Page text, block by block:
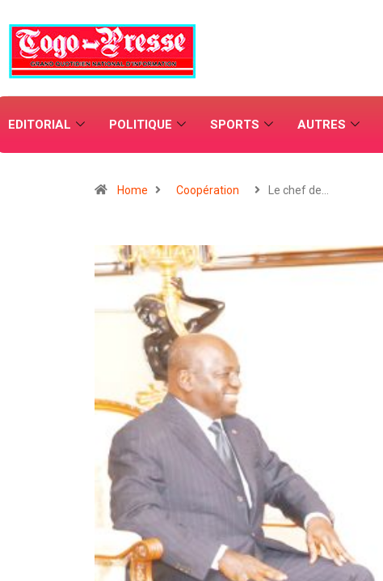
EDITORIAL POLITIQUE SPORTS AUTRES
Home Coopération Le chef de…